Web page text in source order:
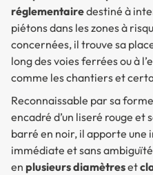
réglementairedestiné à
piétons dans les zones à
concernées, il trouve sa
long des voies ferrées ou à
comme les chantiers et
Reconnaissable par sa
encadré d’un liseré rouge
barré en noir, il apporte une
immédiate et sans
en plusieurs diamètreset